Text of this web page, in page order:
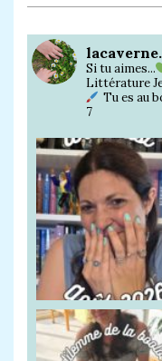
Si tu aimes...
Littérature
Tu es au
7